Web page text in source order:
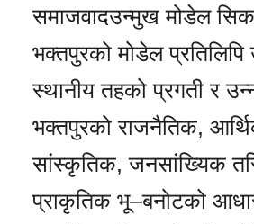
समाजवादउन्मुख मोडेल
भक्तपुरको मोडेल प्रतिलिपि
स्थानीय तहको प्रगती र
भक्तपुरको राजनैतिक,
सांस्कृतिक, जनसांख्यिक
प्राकृतिक भू–बनोटको